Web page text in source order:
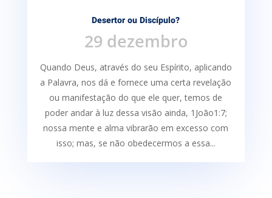
Desertor ou Discípulo?
29 dezembro
Quando Deus, através do seu Espírito, aplicando
a Palavra, nos dá e fornece uma certa re­velação
ou manifestação do que ele quer, temos de
poder andar à luz dessa visão ainda, 1João1:7;
nossa mente e alma vibrarão em excesso com
isso; mas, se não obedecermos a essa...